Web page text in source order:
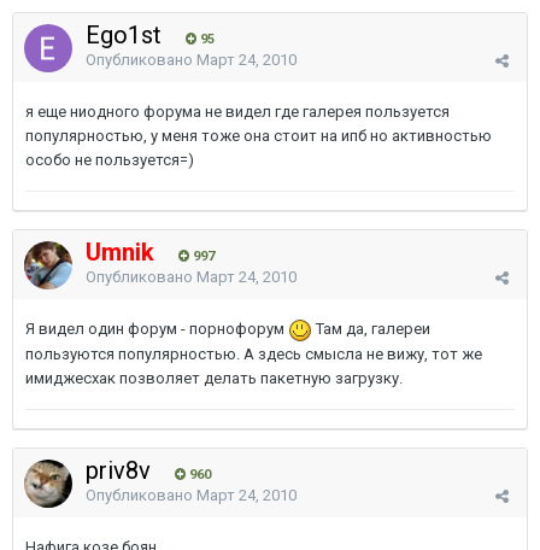
Ego1st 95
Опубликовано Март 24, 2010
я еще ниодного форума не видел где галерея пользуется
популярностью, у меня тоже она стоит на ипб но активностью
особо не пользуется=)
Umnik 997
Опубликовано Март 24, 2010
Я видел один форум - порнофорум
Там да, галереи
пользуются популярностью. А здесь смысла не вижу, тот же
имиджесхак позволяет делать пакетную загрузку.
priv8v 960
Опубликовано Март 24, 2010